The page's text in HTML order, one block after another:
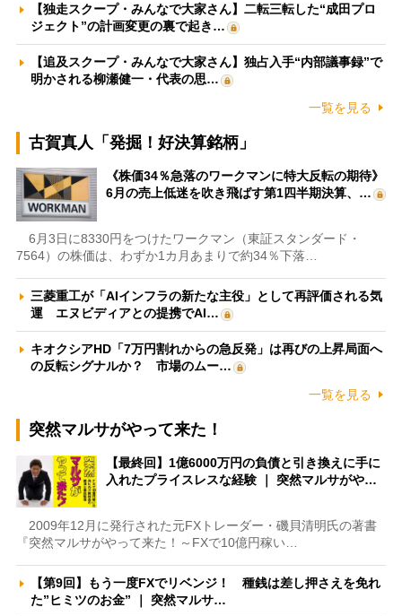
【独走スクープ・みんなで大家さん】二転三転した“成田プロ
ジェクト”の計画変更の裏で起き…
【追及スクープ・みんなで大家さん】独占入手“内部議事録”で
明かされる柳瀬健一・代表の思…
一覧を見る
古賀真人「発掘！好決算銘柄」
《株価34％急落のワークマンに特大反転の期待》
6月の売上低迷を吹き飛ばす第1四半期決算、…
6月3日に8330円をつけたワークマン（東証スタンダード・
7564）の株価は、わずか1カ月あまりで約34％下落…
三菱重工が「AIインフラの新たな主役」として再評価される気
運 エヌビディアとの提携でAI…
キオクシアHD「7万円割れからの急反発」は再びの上昇局面へ
の反転シグナルか？ 市場のムー…
一覧を見る
突然マルサがやって来た！
【最終回】1億6000万円の負債と引き換えに手に
入れたプライスレスな経験 ｜ 突然マルサがや…
2009年12月に発行された元FXトレーダー・磯貝清明氏の著書
『突然マルサがやって来た！～FXで10億円稼い…
【第9回】もう一度FXでリベンジ！ 種銭は差し押さえを免れ
た”ヒミツのお金” ｜ 突然マルサ…